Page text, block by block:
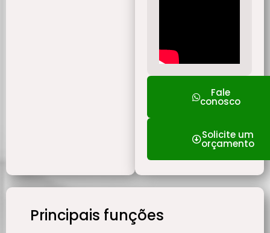
Fale
conosco
Solicite um
orçamento
Principais funções